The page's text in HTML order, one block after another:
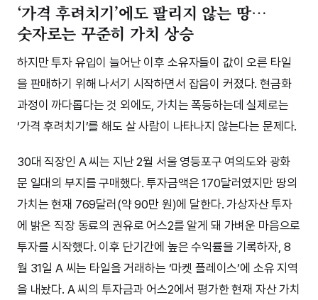
‘가격 후려치기’에도 팔리지 않는 땅…
숫자로는 꾸준히 가치 상승
하지만 투자 유입이 늘어난 이후 소유자들이 값이 오른 타일
을 판매하기 위해 나서기 시작하면서 잡음이 커졌다. 현금화
과정이 까다롭다는 것 외에도, 가치는 폭등하는데 실제로는
‘가격 후려치기’를 해도 살 사람이 나타나지 않는다는 문제다.
30대 직장인 A 씨는 지난 2월 서울 영등포구 여의도와 광화
문 일대의 부지를 구매했다. 투자금액은 170달러였지만 땅의
가치는 현재 769달러(약 90만 원)에 달한다. 가상자산 투자
에 밝은 직장 동료의 권유로 어스2를 알게 돼 가벼운 마음으로
투자를 시작했다. 이후 단기간에 높은 수익률을 기록하자, 8
월 31일 A 씨는 타일을 거래하는 ‘마켓 플레이스’에 소유 지역
을 내놨다. A 씨의 투자금과 어스2에서 평가한 현재 자산 가치